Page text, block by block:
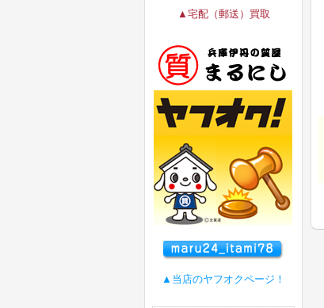
▲宅配（郵送）買取
▲当店のヤフオクページ！